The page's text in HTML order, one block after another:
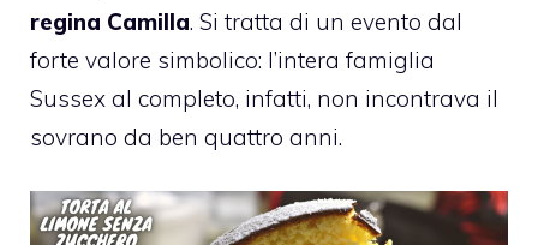
regina Camilla. Si tratta di un evento dal
forte valore simbolico: l’intera famiglia
Sussex al completo, infatti, non incontrava il
sovrano da ben quattro anni.